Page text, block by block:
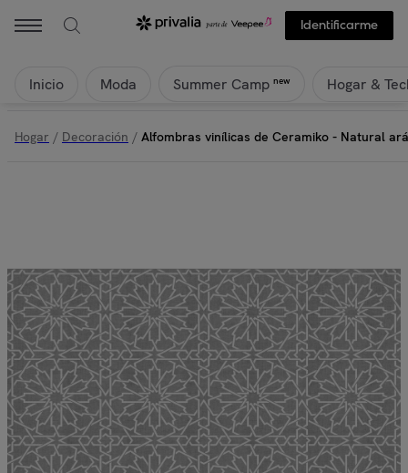
Identificarme
Inicio Moda Summer Camp new Hogar &
Hogar / Decoración / Alfombras vinílicas de Ceramiko - Natural